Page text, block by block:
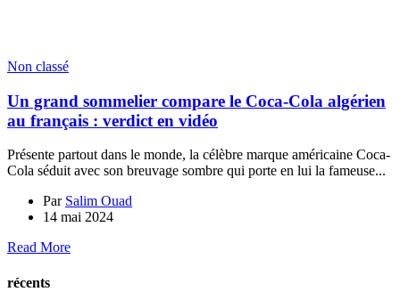
Non classé
Un grand sommelier compare le Coca-Cola algérien
au français : verdict en vidéo
Présente partout dans le monde, la célèbre marque américaine Coca-
Cola séduit avec son breuvage sombre qui porte en lui la fameuse...
Par Salim Ouad
14 mai 2024
Read More
récents